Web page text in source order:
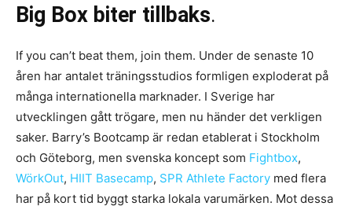
Big Box biter tillbaks.
If you can’t beat them, join them. Under de senaste 10
åren har antalet träningsstudios formligen exploderat på
många internationella marknader. I Sverige har
utvecklingen gått trögare, men nu händer det verkligen
saker. Barry’s Bootcamp är redan etablerat i Stockholm
och Göteborg, men svenska koncept som Fightbox,
WörkOut, HIIT Basecamp, SPR Athlete Factory med flera
har på kort tid byggt starka lokala varumärken. Mot dessa